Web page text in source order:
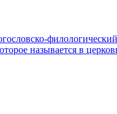
называется в